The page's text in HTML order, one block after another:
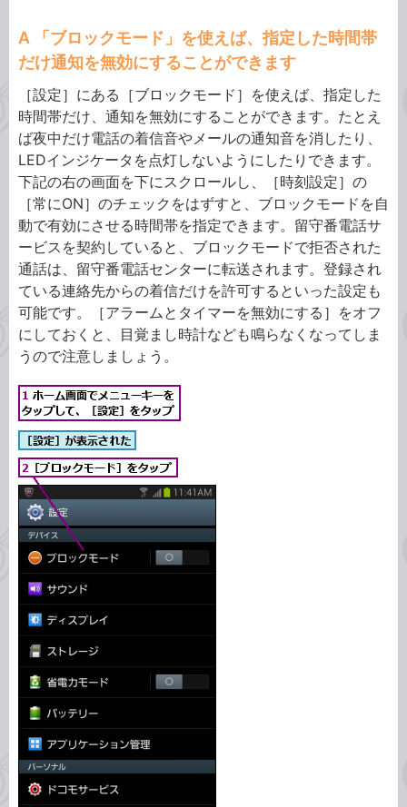
A 「ブロックモード」を使えば、指定した時間帯
だけ通知を無効にすることができます
［設定］にある［ブロックモード］を使えば、指定した
時間帯だけ、通知を無効にすることができます。たとえ
ば夜中だけ電話の着信音やメールの通知音を消したり、
LEDインジケータを点灯しないようにしたりできます。
下記の右の画面を下にスクロールし、［時刻設定］の
［常にON］のチェックをはずすと、ブロックモードを自
動で有効にさせる時間帯を指定できます。留守番電話サ
ービスを契約していると、ブロックモードで拒否された
通話は、留守番電話センターに転送されます。登録され
ている連絡先からの着信だけを許可するといった設定も
可能です。［アラームとタイマーを無効にする］をオフ
にしておくと、目覚まし時計なども鳴らなくなってしま
うので注意しましょう。